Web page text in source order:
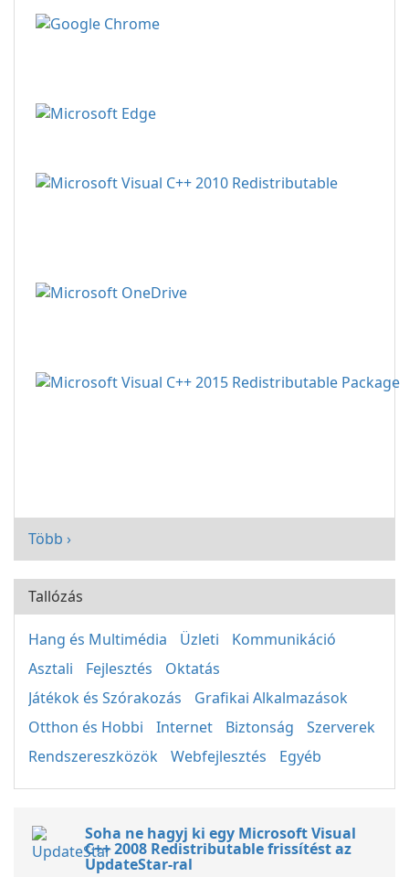
Több ›
Tallózás
Hang és Multimédia Üzleti
Kommunikáció
Asztali
Fejlesztés
Oktatás
Játékok és Szórakozás
Grafikai Alkalmazások
Otthon és Hobbi
Internet Biztonság
Szerverek
Rendszereszközök
Webfejlesztés Egyéb
Soha ne hagyj ki egy Microsoft Visual
C++ 2008 Redistributable frissítést az
UpdateStar-ral